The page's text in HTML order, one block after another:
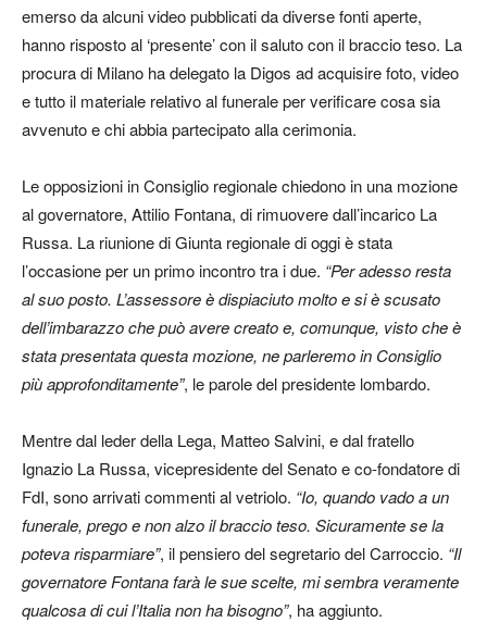
emerso da alcuni video pubblicati da diverse fonti aperte,
hanno risposto al ‘presente’ con il saluto con il braccio teso. La
procura di Milano ha delegato la Digos ad acquisire foto, video
e tutto il materiale relativo al funerale per verificare cosa sia
avvenuto e chi abbia partecipato alla cerimonia.
Le opposizioni in Consiglio regionale chiedono in una mozione
al governatore, Attilio Fontana, di rimuovere dall’incarico La
Russa. La riunione di Giunta regionale di oggi è stata
l’occasione per un primo incontro tra i due. “Per adesso resta
al suo posto. L’assessore è dispiaciuto molto e si è scusato
dell’imbarazzo che può avere creato e, comunque, visto che è
stata presentata questa mozione, ne parleremo in Consiglio
più approfonditamente”, le parole del presidente lombardo.
Mentre dal leder della Lega, Matteo Salvini, e dal fratello
Ignazio La Russa, vicepresidente del Senato e co-fondatore di
FdI, sono arrivati commenti al vetriolo. “Io, quando vado a un
funerale, prego e non alzo il braccio teso. Sicuramente se la
poteva risparmiare”, il pensiero del segretario del Carroccio. “Il
governatore Fontana farà le sue scelte, mi sembra veramente
qualcosa di cui l’Italia non ha bisogno”, ha aggiunto.